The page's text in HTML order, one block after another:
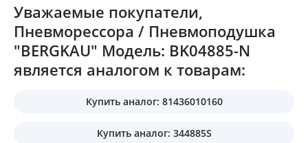
Уважаемые покупатели,
Пневморессора / Пневмоподушка
"BERGKAU" Модель: BK04885-N
является аналогом к товарам:
Купить аналог: 81436010160
Купить аналог: 344885S